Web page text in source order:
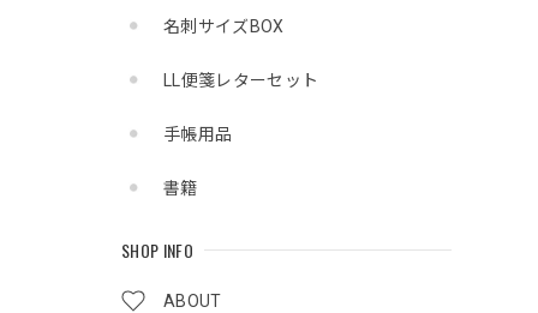
名刺サイズBOX
LL便箋レターセット
手帳用品
書籍
SHOP INFO
ABOUT